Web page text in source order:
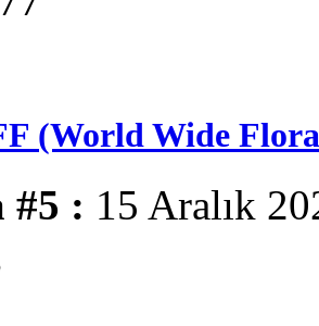
(World Wide
#5 : 15 Aralık